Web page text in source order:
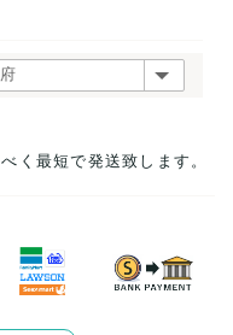
く最短で発送致します。